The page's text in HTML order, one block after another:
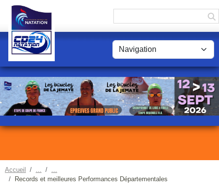
Accueil
Records et meilleures Performances Départementales
Panneau de gestion des cookies